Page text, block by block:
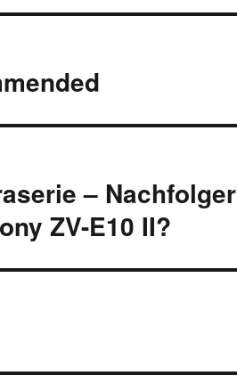
– Nachfolger
ZV-E10 II?